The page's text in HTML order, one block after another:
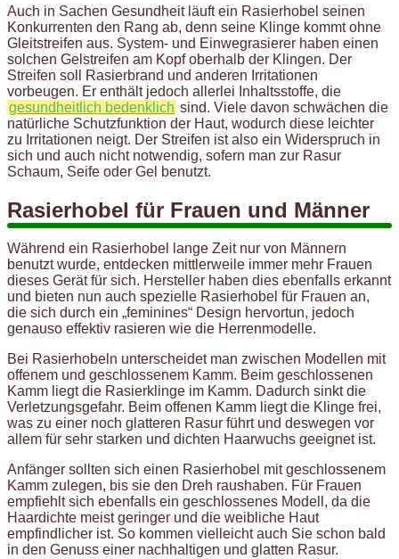
Auch in Sachen Gesundheit läuft ein Rasierhobel seinen
Konkurrenten den Rang ab, denn seine Klinge kommt ohne
Gleitstreifen aus. System- und Einwegrasierer haben einen
solchen Gelstreifen am Kopf oberhalb der Klingen. Der
Streifen soll Rasierbrand und anderen Irritationen
vorbeugen. Er enthält jedoch allerlei Inhaltsstoffe, die
gesundheitlich bedenklich sind. Viele davon schwächen die
natürliche Schutzfunktion der Haut, wodurch diese leichter
zu Irritationen neigt. Der Streifen ist also ein Widerspruch in
sich und auch nicht notwendig, sofern man zur Rasur
Schaum, Seife oder Gel benutzt.
Rasierhobel für Frauen und Männer
Während ein Rasierhobel lange Zeit nur von Männern
benutzt wurde, entdecken mittlerweile immer mehr Frauen
dieses Gerät für sich. Hersteller haben dies ebenfalls erkannt
und bieten nun auch spezielle Rasierhobel für Frauen an,
die sich durch ein „feminines“ Design hervortun, jedoch
genauso effektiv rasieren wie die Herrenmodelle.
Bei Rasierhobeln unterscheidet man zwischen Modellen mit
offenem und geschlossenem Kamm. Beim geschlossenen
Kamm liegt die Rasierklinge im Kamm. Dadurch sinkt die
Verletzungsgefahr. Beim offenen Kamm liegt die Klinge frei,
was zu einer noch glatteren Rasur führt und deswegen vor
allem für sehr starken und dichten Haarwuchs geeignet ist.
Anfänger sollten sich einen Rasierhobel mit geschlossenem
Kamm zulegen, bis sie den Dreh raushaben. Für Frauen
empfiehlt sich ebenfalls ein geschlossenes Modell, da die
Haardichte meist geringer und die weibliche Haut
empfindlicher ist. So kommen vielleicht auch Sie schon bald
in den Genuss einer nachhaltigen und glatten Rasur.